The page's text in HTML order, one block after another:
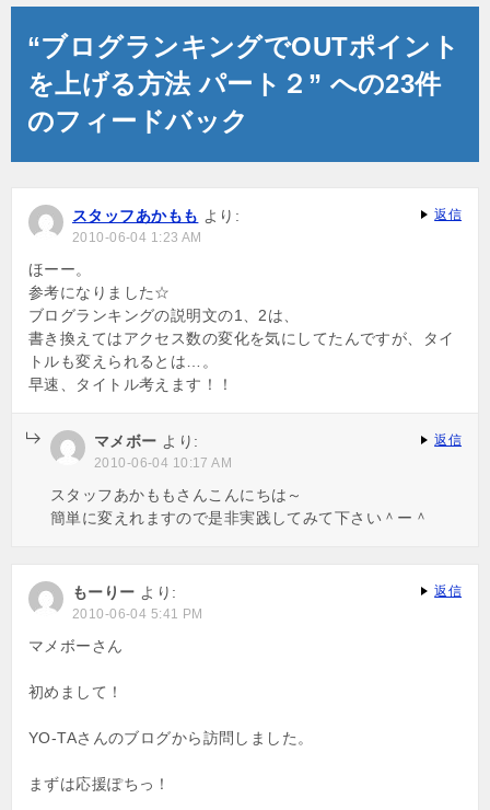
ゲ
ー
ョ
“ブログランキングでOUTポイント
を上げる方法 パート２” への23件
のフィードバック
スタッフあかもも より:
2010-06-04 1:23 AM
ほーー。
参考になりました☆
ブログランキングの説明文の1、2は、
書き換えてはアクセス数の変化を気にしてたんですが、タイ
トルも変えられるとは…。
早速、タイトル考えます！！
返信
マメボー より:
2010-06-04 10:17 AM
スタッフあかももさんこんにちは～
簡単に変えれますので是非実践してみて下さい＾ー＾
返信
もーりー より:
2010-06-04 5:41 PM
マメボーさん
初めまして！
YO-TAさんのブログから訪問しました。
まずは応援ぽちっ！
返信